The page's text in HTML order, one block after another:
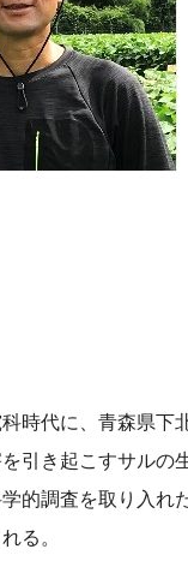
時代に、青森県下
引き起こすサルの
的調査を取り入れ
る。